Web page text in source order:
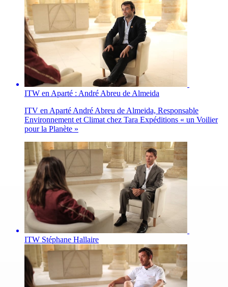
ITW en Aparté : André Abreu de Almeida
ITV en Aparté André Abreu de Almeida, Responsable
Environnement et Climat chez Tara Expéditions « un Voilier
pour la Planète »
ITW Stéphane Hallaire